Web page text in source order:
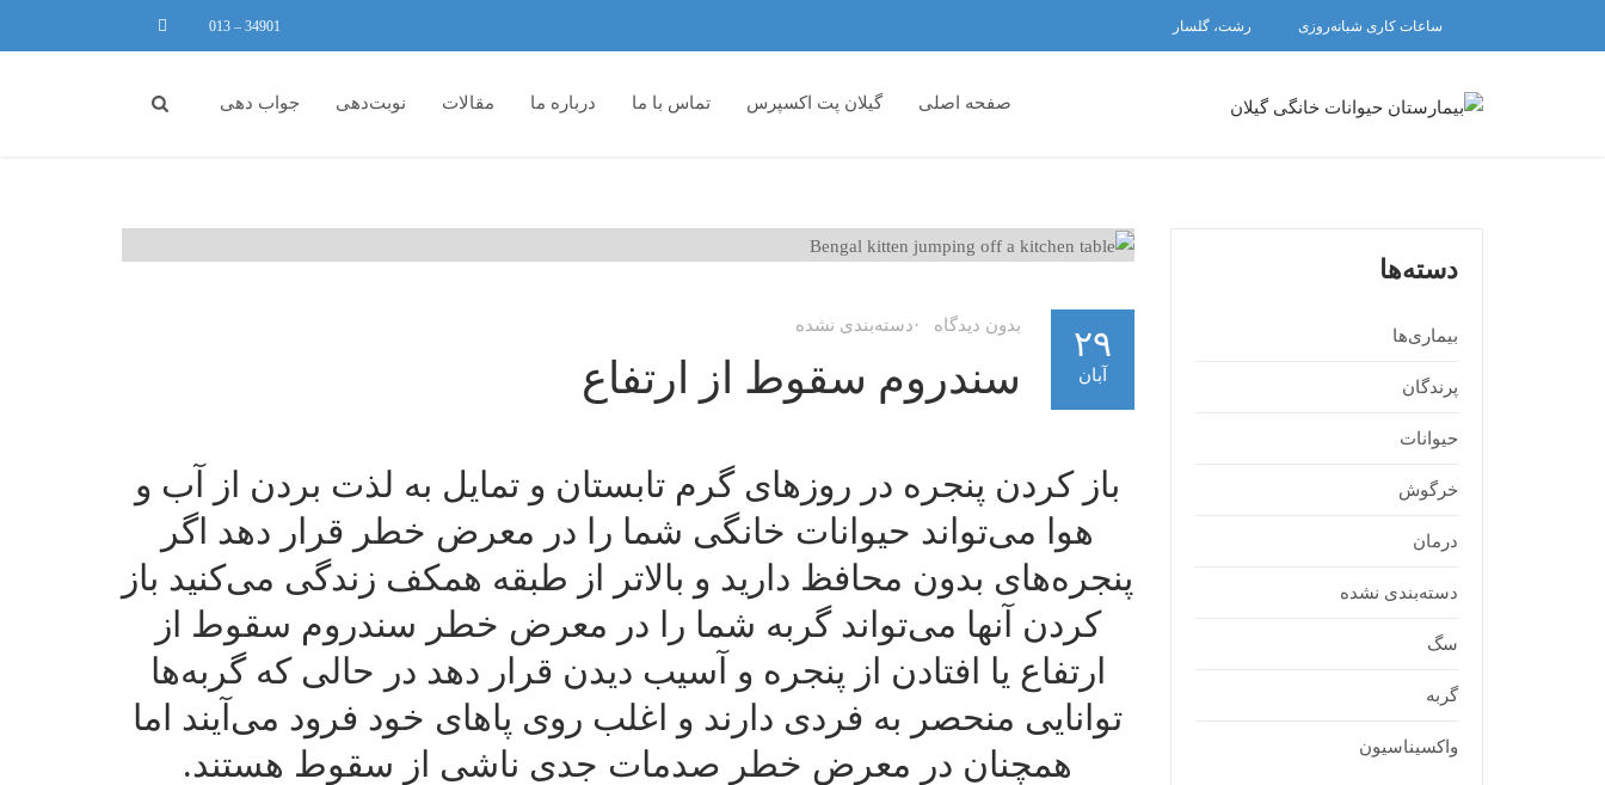
34901 – 013 ساعات کاری شبانه‌روزی رشت، گلسار
صفحه اصلی گیلان پت اکسپرس تماس با ما درباره ما مقالات نوبت‌دهی جواب دهی
۲۹
آبان
بدون دیدگاه دسته‌بندی نشده
سندروم سقوط از ارتفاع
باز کردن پنجره در روزهای گرم تابستان و تمایل به لذت بردن از آب و
هوا می‌تواند حیوانات خانگی شما را در معرض خطر قرار دهد اگر
پنجره‌های بدون محافظ دارید و بالاتر از طبقه همکف زندگی می‌کنید باز
کردن آنها می‌تواند گربه شما را در معرض خطر سندروم سقوط از
ارتفاع یا افتادن از پنجره و آسیب دیدن قرار دهد در حالی که گربه‌ها
توانایی منحصر به فردی دارند و اغلب روی پاهای خود فرود می‌آیند اما
همچنان در معرض خطر صدمات جدی ناشی از سقوط هستند.
دسته‌ها
بیماری‌ها
پرندگان
حیوانات
خرگوش
درمان
دسته‌بندی نشده
سگ
گربه
واکسیناسیون